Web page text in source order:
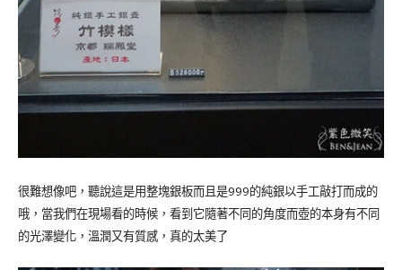
很難想像吧，聽說這是用整塊銀板而且是999的純銀以手工敲打而成的
哦，當我們在現場看的時候，看到它隨著不同的角度而壺的本身有不同
的光澤變化，溫潤又有質感，真的太美了